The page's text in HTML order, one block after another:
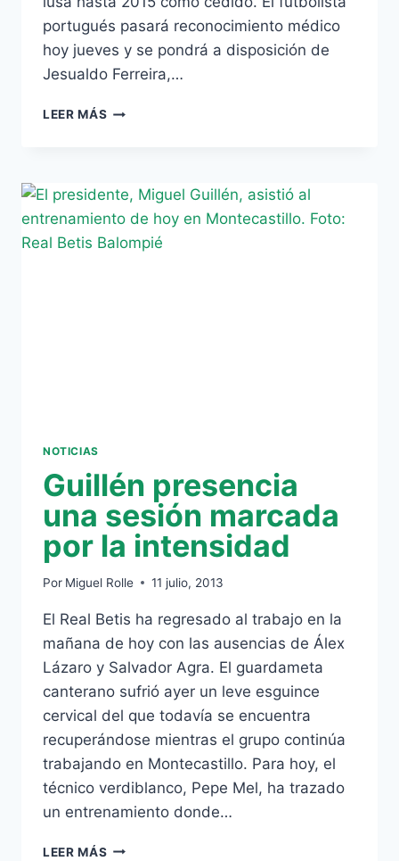
portugués pasará reconocimiento médico
hoy jueves y se pondrá a disposición de
Jesualdo Ferreira,…
LEER MÁS EL
OFICIAL
LA
CESIÓN
DE
NOTICIAS
Guillén presencia
una sesión marcada
por la intensidad
Por Miguel Rolle 11 julio, 2013
El Real Betis ha regresado al trabajo en la
mañana de hoy con las ausencias de Álex
Lázaro y Salvador Agra. El guardameta
canterano sufrió ayer un leve esguince
cervical del que todavía se encuentra
recuperándose mientras el grupo continúa
trabajando en Montecastillo. Para hoy, el
técnico verdiblanco, Pepe Mel, ha trazado
un entrenamiento donde…
LEER MÁS GUILLÉN